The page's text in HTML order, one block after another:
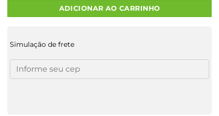
ADICIONAR AO CARRINHO
Simulação de frete